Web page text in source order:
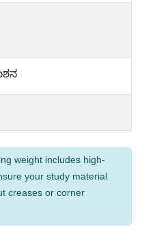
weight includes high-
your study material
creases or corner